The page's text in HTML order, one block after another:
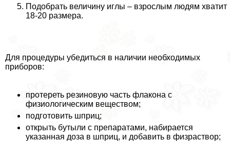
Подобрать величину иглы – взрослым людям хватит
18-20 размера.
Для процедуры убедиться в наличии необходимых
приборов:
протереть резиновую часть флакона с
физиологическим веществом;
подготовить шприц;
открыть бутыли с препаратами, набирается
указанная доза в шприц, и добавить в физраствор;